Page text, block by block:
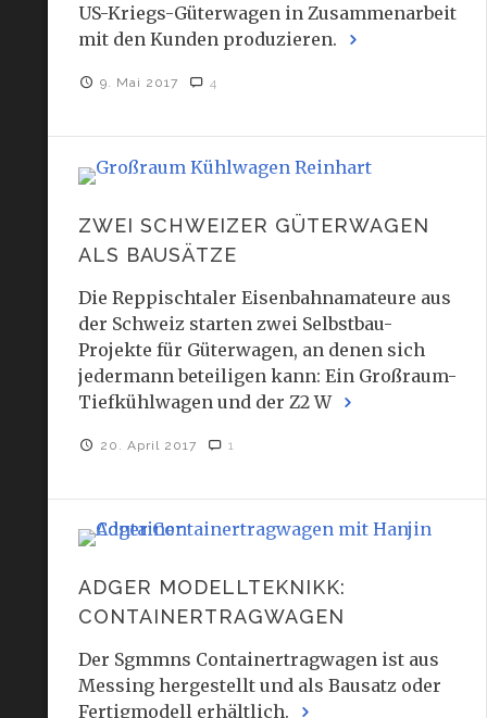
US-Kriegs-Güterwagen in Zusammenarbeit
mit den Kunden produzieren.
9. Mai 2017 4
ZWEI SCHWEIZER GÜTERWAGEN
ALS BAUSÄTZE
Die Reppischtaler Eisenbahnamateure aus
der Schweiz starten zwei Selbstbau-
Projekte für Güterwagen, an denen sich
jedermann beteiligen kann: Ein Großraum-
Tiefkühlwagen und der Z2 W
20. April 2017 1
ADGER MODELLTEKNIKK:
CONTAINERTRAGWAGEN
Der Sgmmns Containertragwagen ist aus
Messing hergestellt und als Bausatz oder
Fertigmodell erhältlich.